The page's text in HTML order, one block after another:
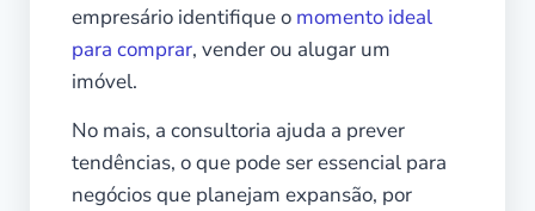
empresário identifique o momento ideal
para comprar, vender ou alugar um
imóvel.
No mais, a consultoria ajuda a prever
tendências, o que pode ser essencial para
negócios que planejam expansão, por